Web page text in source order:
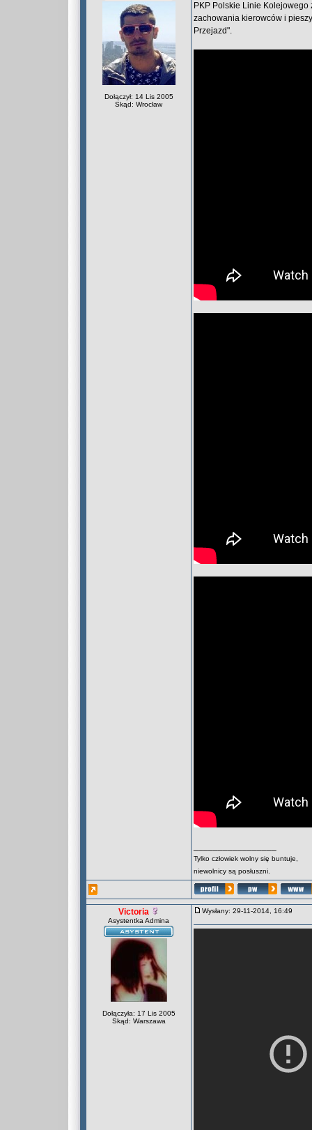
Dołączył: 14 Lis 2005
Skąd: Wrocław
PKP Polskie Linie Kolejowego
zachowania kierowców i
Przejazd".
Tylko człowiek wolny się buntuje,
niewolnicy są posłuszni.
Victoria
Asystentka Admina
Dołączyła: 17 Lis 2005
Skąd: Warszawa
Wysłany: 29-11-2014, 16:49